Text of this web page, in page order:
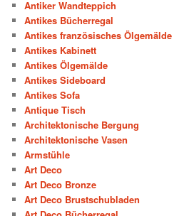
Antiker Wandteppich
Antikes Bücherregal
Antikes französisches Ölgemälde
Antikes Kabinett
Antikes Ölgemälde
Antikes Sideboard
Antikes Sofa
Antique Tisch
Architektonische Bergung
Architektonische Vasen
Armstühle
Art Deco
Art Deco Bronze
Art Deco Brustschubladen